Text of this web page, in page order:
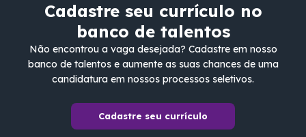
Cadastre seu currículo no
banco de talentos
Não encontrou a vaga desejada? Cadastre em nosso
banco de talentos e aumente as suas chances de uma
candidatura em nossos processos seletivos.
Cadastre seu currículo